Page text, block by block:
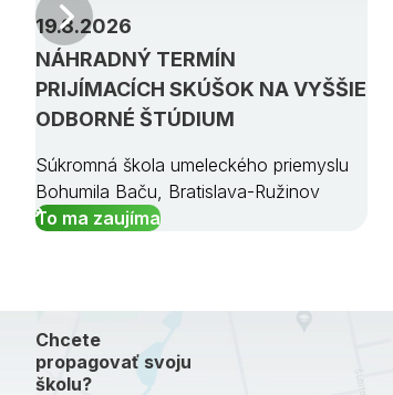
NÁHRADNÝ TERMÍN
PRIJÍMACÍCH SKÚŠOK NA VYŠŠIE
ODBORNÉ ŠTÚDIUM
19.8.2026
Súkromná škola umeleckého priemyslu
Bohumila Baču, Bratislava-Ružinov
To ma zaujíma
Predchádzajúci
Chcete
propagovať svoju
školu?